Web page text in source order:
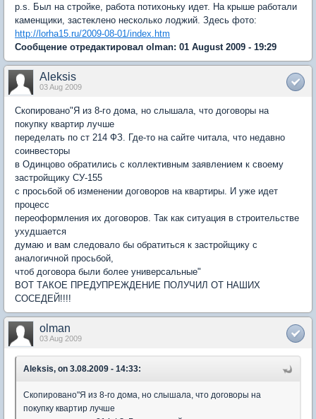
p.s. Был на стройке, работа потихоньку идет. На крыше работали
каменщики, застеклено несколько лоджий. Здесь фото:
http://lorha15.ru/2009-08-01/index.htm
Сообщение отредактировал olman: 01 August 2009 - 19:29
Aleksis
03 Aug 2009
Скопировано"Я из 8-го дома, но слышала, что договоры на
покупку квартир лучше
переделать по ст 214 ФЗ. Где-то на сайте читала, что недавно
соинвесторы
в Одинцово обратились с коллективным заявлением к своему
застройщику СУ-155
с просьбой об изменении договоров на квартиры. И уже идет
процесс
переоформления их договоров. Так как ситуация в строительстве
ухудшается
думаю и вам следовало бы обратиться к застройщику с
аналогичной просьбой,
чтоб договора были более универсальные"
ВОТ ТАКОЕ ПРЕДУПРЕЖДЕНИЕ ПОЛУЧИЛ ОТ НАШИХ
СОСЕДЕЙ!!!!
olman
03 Aug 2009
Aleksis, on 3.08.2009 - 14:33:
Скопировано"Я из 8-го дома, но слышала, что договоры на
покупку квартир лучше